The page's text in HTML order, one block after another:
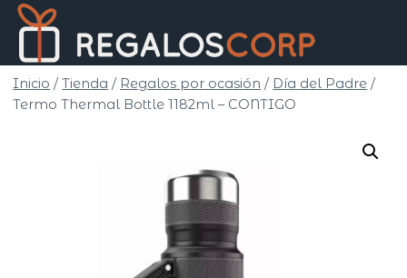
Saltar
contenido
Inicio / Tienda / Regalos por ocasión / Día del Padre /
Termo Thermal Bottle 1182ml – CONTIGO